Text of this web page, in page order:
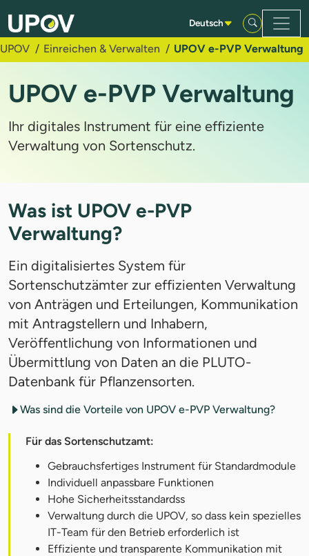
Zum Hauptinhalt springen
Deutsch
UPOV Einreichen & Verwalten UPOV e-PVP Verwaltung
UPOV e-PVP Verwaltung
Ihr digitales Instrument für eine effiziente
Verwaltung von Sortenschutz.
Was ist UPOV e-PVP
Verwaltung?
Ein digitalisiertes System für
Sortenschutzämter zur effizienten Verwaltung
von Anträgen und Erteilungen, Kommunikation
mit Antragstellern und Inhabern,
Veröffentlichung von Informationen und
Übermittlung von Daten an die PLUTO-
Datenbank für Pflanzensorten.
Was sind die Vorteile von UPOV e-PVP Verwaltung?
Für das Sortenschutzamt:
Gebrauchsfertiges Instrument für Standardmodule
Individuell anpassbare Funktionen
Hohe Sicherheitsstandardss
Verwaltung durch die UPOV, so dass kein spezielles
IT-Team für den Betrieb erforderlich ist
Effiziente und transparente Kommunikation mit